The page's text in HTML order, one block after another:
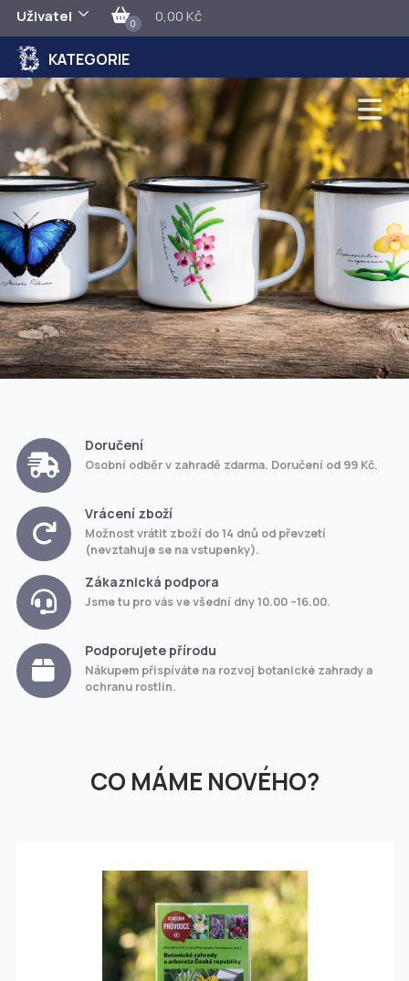
Uživatel 0 0,00 Kč
KATEGORIE
Doručení
Osobní odběr v zahradě zdarma. Doručení od 99 Kč.
Vrácení zboží
Možnost vrátit zboží do 14 dnů od převzetí
(nevztahuje se na vstupenky).
Zákaznická podpora
Jsme tu pro vás ve všední dny 10.00 –16.00.
Podporujete přírodu
Nákupem přispíváte na rozvoj botanické zahrady a
ochranu rostlin.
CO MÁME NOVÉHO?